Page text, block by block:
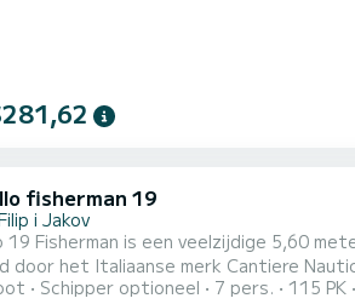
fisherman 19
i Jakov
19 Fisherman is een veelzijdige 5,60
door het Italiaanse merk Cantiere
mediterrane stijl. Motor is 115 PK
Schipper optioneel 7 pers. 115 PK